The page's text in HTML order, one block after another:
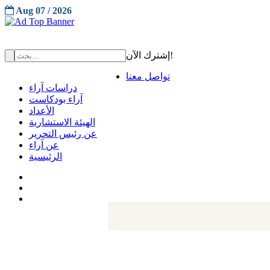
Aug 07 / 2026
إشترك الآن!
تواصل معنا
دراسات آراء
آراء بودكاست
الأعداد
الهيئة الاستشارية
عن رئيس التحرير
عن آراء
الرئيسية